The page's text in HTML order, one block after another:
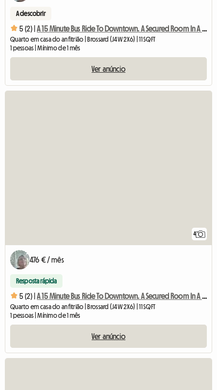
A descobrir
5 (2) | A 15 Minute Bus Ride To Downtown. A Secured Room In A Quiet
Quarto em casa do anfitrião | Brossard (J4W 2X6) | 11 SQFT
1 pessoas | Mínimo de 1 mês
Ver anúncio
4
476 € / mês
Resposta rápida
5 (2) | A 15 Minute Bus Ride To Downtown. A Secured Room In A Quiet
Quarto em casa do anfitrião | Brossard (J4W 2X6) | 11 SQFT
1 pessoas | Mínimo de 1 mês
Ver anúncio